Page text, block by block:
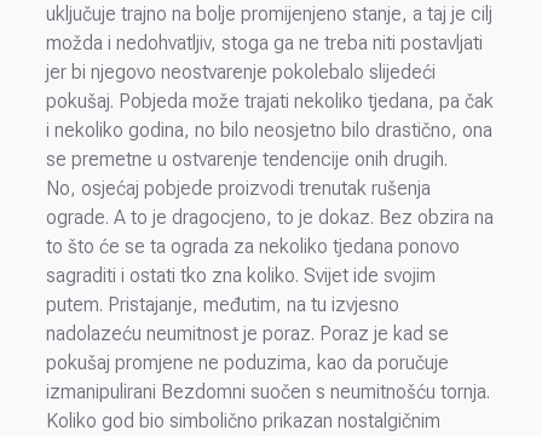
uključuje trajno na bolje promijenjeno stanje, a taj je cilj
možda i nedohvatljiv, stoga ga ne treba niti postavljati
jer bi njegovo neostvarenje pokolebalo slijedeći
pokušaj. Pobjeda može trajati nekoliko tjedana, pa čak
i nekoliko godina, no bilo neosjetno bilo drastično, ona
se premetne u ostvarenje tendencije onih drugih.
No, osjećaj pobjede proizvodi trenutak rušenja
ograde. A to je dragocjeno, to je dokaz. Bez obzira na
to što će se ta ograda za nekoliko tjedana ponovo
sagraditi i ostati tko zna koliko. Svijet ide svojim
putem. Pristajanje, međutim, na tu izvjesno
nadolazeću neumitnost je poraz. Poraz je kad se
pokušaj promjene ne poduzima, kao da poručuje
izmanipulirani Bezdomni suočen s neumitnošću tornja.
Koliko god bio simbolično prikazan nostalgičnim